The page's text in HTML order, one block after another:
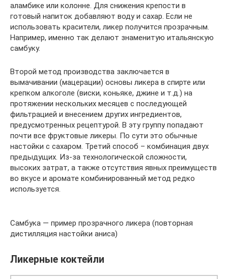
аламбике или колонне. Для снижения крепости в
готовый напиток добавляют воду и сахар. Если не
использовать красители, ликер получится прозрачным.
Например, именно так делают знаменитую итальянскую
самбуку.
Второй метод производства заключается в
вымачивании (мацерации) основы ликера в спирте или
крепком алкоголе (виски, коньяке, джине и т.д.) на
протяжении нескольких месяцев с последующей
фильтрацией и внесением других ингредиентов,
предусмотренных рецептурой. В эту группу попадают
почти все фруктовые ликеры. По сути это обычные
настойки с сахаром. Третий способ – комбинация двух
предыдущих. Из-за технологической сложности,
высоких затрат, а также отсутствия явных преимуществ
во вкусе и аромате комбинированный метод редко
используется.
Самбука — пример прозрачного ликера (повторная
дистилляция настойки аниса)
Ликерные коктейли